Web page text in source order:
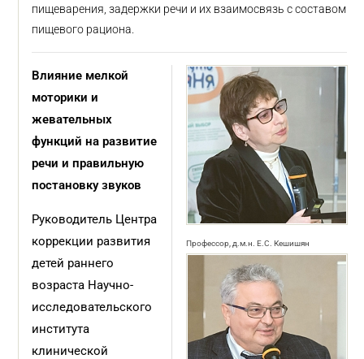
пищеварения, задержки речи и их взаимосвязь с составом
пищевого рациона.
Профессор, д.м.н. Е.С. Кешишян
Влияние мелкой
моторики и
жевательных
функций на развитие
речи и правильную
постановку звуков
Руководитель Центра
коррекции развития
детей раннего
возраста Научно-
исследовательского
института
клинической